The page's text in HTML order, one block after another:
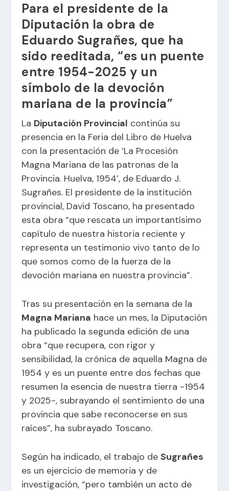
Para el presidente de la
Diputación la obra de
Eduardo Sugrañes, que ha
sido reeditada, “es un puente
entre 1954-2025 y un
símbolo de la devoción
mariana de la provincia”
La Diputación Provincial continúa su
presencia en la Feria del Libro de Huelva
con la presentación de ‘La Procesión
Magna Mariana de las patronas de la
Provincia. Huelva, 1954’, de Eduardo J.
Sugrañes. El presidente de la institución
provincial, David Toscano, ha presentado
esta obra “que rescata un importantísimo
capítulo de nuestra historia reciente y
representa un testimonio vivo tanto de lo
que somos como de la fuerza de la
devoción mariana en nuestra provincia”.
Tras su presentación en la semana de la
Magna Mariana hace un mes, la Diputación
ha publicado la segunda edición de una
obra “que recupera, con rigor y
sensibilidad, la crónica de aquella Magna de
1954 y es un puente entre dos fechas que
resumen la esencia de nuestra tierra -1954
y 2025-, subrayando el sentimiento de una
provincia que sabe reconocerse en sus
raíces”, ha subrayado Toscano.
Según ha indicado, el trabajo deSugrañes
es un ejercicio de memoria y de
investigación, “pero también un acto de